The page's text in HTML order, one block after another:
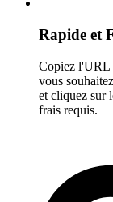
Rapide et
Copiez l'URL
vous
et cliquez sur
frais requis.